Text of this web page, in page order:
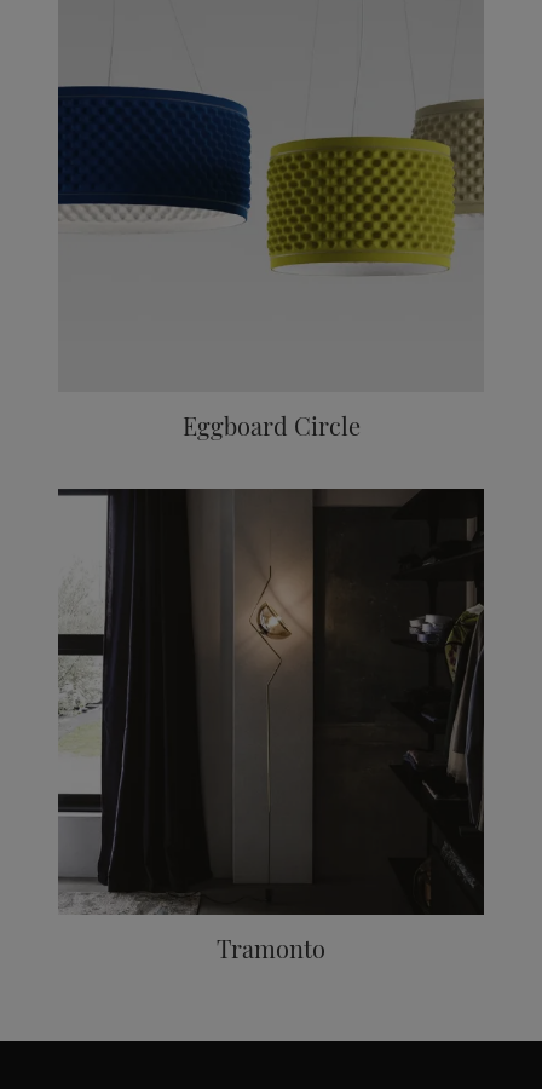
Eggboard Circle
Tramonto